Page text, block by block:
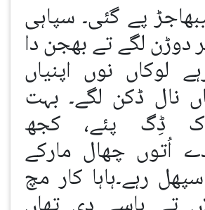
پے گئی۔ سپاہی
دوڑن لگے تے بھجن دا
لوکاں نوں اپنیاں
نال ڈکن لگے۔ بہت
ڈِگ پئے، کجھ
اُتوں چھال مارکے
رہے۔ہاہا کار مچ